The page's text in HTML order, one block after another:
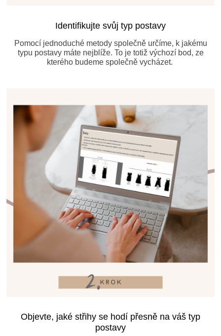
Identifikujte svůj typ postavy
Pomocí jednoduché metody společně určíme, k jakému
typu postavy máte nejblíže. To je totiž výchozí bod, ze
kterého budeme společně vycházet.
Objevte, jaké střihy se hodí přesně na váš typ
postavy